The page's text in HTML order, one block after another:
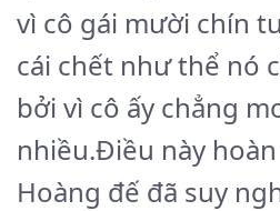
vì cô gái mười chín
cái chết như thể nó
bởi vì cô ấy chẳng
nhiều.Điều này
Hoàng đế đã suy